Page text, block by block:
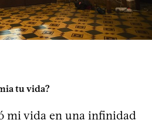
tu vida?
mi vida en una infinidad